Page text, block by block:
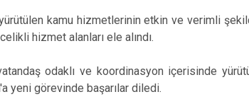
kamu hizmetlerinin etkin ve verimli
hizmet alanları ele alındı.
odaklı ve koordinasyon içerisinde
yeni görevinde başarılar diledi.